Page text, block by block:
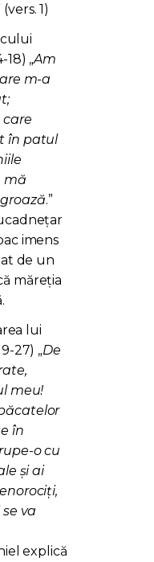
(vers. 1)
18) „Am
m-a
în patul
mă
.”
imens
de un
măreția
lui
27) „De
meu!
în
o cu
şi ai
va
explică